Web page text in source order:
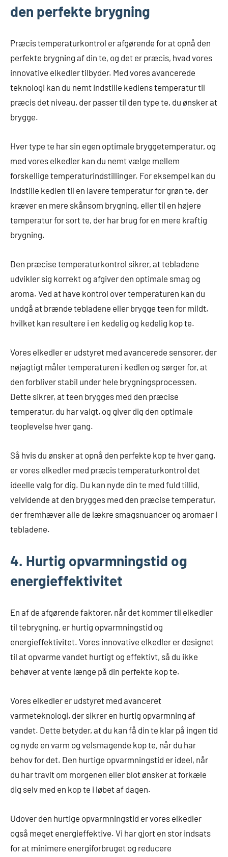
den perfekte brygning
Præcis temperaturkontrol er afgørende for at opnå den
perfekte brygning af din te, og det er præcis, hvad vores
innovative elkedler tilbyder. Med vores avancerede
teknologi kan du nemt indstille kedlens temperatur til
præcis det niveau, der passer til den type te, du ønsker at
brygge.
Hver type te har sin egen optimale bryggetemperatur, og
med vores elkedler kan du nemt vælge mellem
forskellige temperaturindstillinger. For eksempel kan du
indstille kedlen til en lavere temperatur for grøn te, der
kræver en mere skånsom brygning, eller til en højere
temperatur for sort te, der har brug for en mere kraftig
brygning.
Den præcise temperaturkontrol sikrer, at tebladene
udvikler sig korrekt og afgiver den optimale smag og
aroma. Ved at have kontrol over temperaturen kan du
undgå at brænde tebladene eller brygge teen for mildt,
hvilket kan resultere i en kedelig og kedelig kop te.
Vores elkedler er udstyret med avancerede sensorer, der
nøjagtigt måler temperaturen i kedlen og sørger for, at
den forbliver stabil under hele brygningsprocessen.
Dette sikrer, at teen brygges med den præcise
temperatur, du har valgt, og giver dig den optimale
teoplevelse hver gang.
Så hvis du ønsker at opnå den perfekte kop te hver gang,
er vores elkedler med præcis temperaturkontrol det
ideelle valg for dig. Du kan nyde din te med fuld tillid,
velvidende at den brygges med den præcise temperatur,
der fremhæver alle de lækre smagsnuancer og aromaer i
tebladene.
4. Hurtig opvarmningstid og
energieffektivitet
En af de afgørende faktorer, når det kommer til elkedler
til tebrygning, er hurtig opvarmningstid og
energieffektivitet. Vores innovative elkedler er designet
til at opvarme vandet hurtigt og effektivt, så du ikke
behøver at vente længe på din perfekte kop te.
Vores elkedler er udstyret med avanceret
varmeteknologi, der sikrer en hurtig opvarmning af
vandet. Dette betyder, at du kan få din te klar på ingen tid
og nyde en varm og velsmagende kop te, når du har
behov for det. Den hurtige opvarmningstid er ideel, når
du har travlt om morgenen eller blot ønsker at forkæle
dig selv med en kop te i løbet af dagen.
Udover den hurtige opvarmningstid er vores elkedler
også meget energieffektive. Vi har gjort en stor indsats
for at minimere energiforbruget og reducere